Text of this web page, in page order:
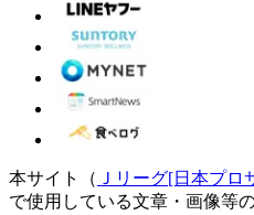
本サイト（ Ｊリーグ[日本プロ
で使用している文章・画像等